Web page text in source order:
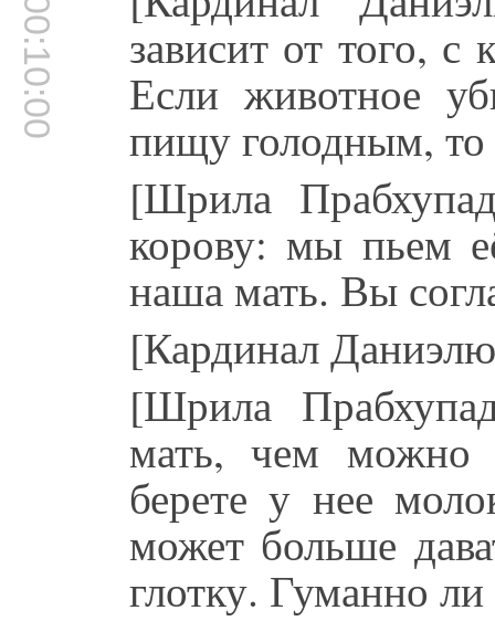
00:10:00 зависит от того, с
Если животное
пищу голодным, то
[Шрила
корову: мы пьем
наша мать. Вы
[Кардинал
[Шрила
мать, чем можно
берете у нее
может больше
глотку. Гуманно ли